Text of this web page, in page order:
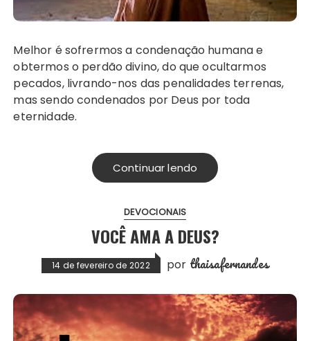
Melhor é sofrermos a condenação humana e
obtermos o perdão divino, do que ocultarmos
pecados, livrando-nos das penalidades terrenas,
mas sendo condenados por Deus por toda
eternidade.
Continuar lendo
DEVOCIONAIS
VOCÊ AMA A DEUS?
14 de fevereiro de 2022 por thaisafernandes